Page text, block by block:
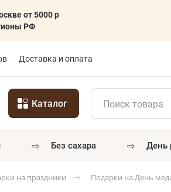
от 5000 р
РФ
Доставка и оплата
Каталог
⇨ без сахара ⇨
на праздники Подарки на День